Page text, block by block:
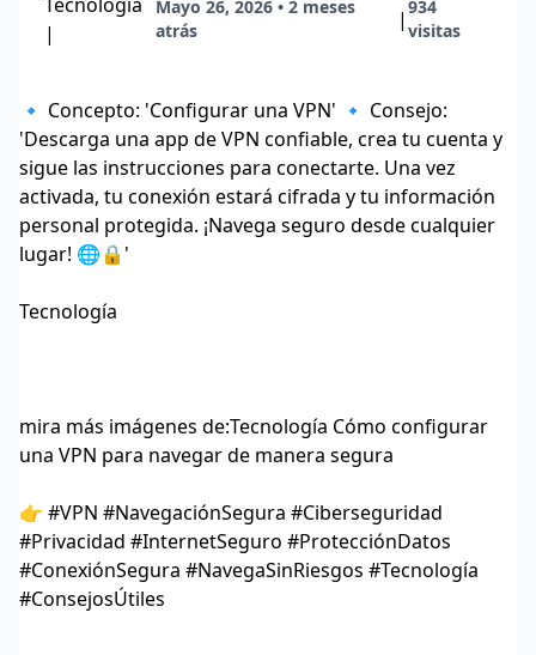
|
Mayo 26, 2026 • 2 meses
atrás
| 934
visitas
🔹 Concepto: 'Configurar una VPN' 🔹 Consejo:
'Descarga una app de VPN confiable, crea tu cuenta y
sigue las instrucciones para conectarte. Una vez
activada, tu conexión estará cifrada y tu información
personal protegida. ¡Navega seguro desde cualquier
lugar! 🌐🔒'
Tecnología
mira más imágenes de:Tecnología Cómo configurar
una VPN para navegar de manera segura
👉 #VPN #NavegaciónSegura #Ciberseguridad
#Privacidad #InternetSeguro #ProtecciónDatos
#ConexiónSegura #NavegaSinRiesgos #Tecnología
#ConsejosÚtiles